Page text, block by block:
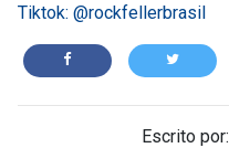
Tiktok: @rockfellerbrasil
Escrito por: